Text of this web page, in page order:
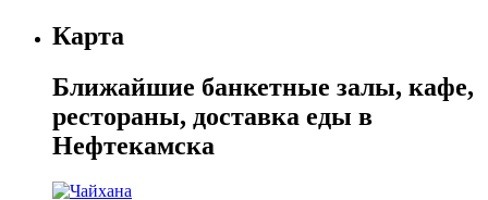
Карта
Ближайшие банкетные залы, кафе,
рестораны, доставка еды в
Нефтекамска